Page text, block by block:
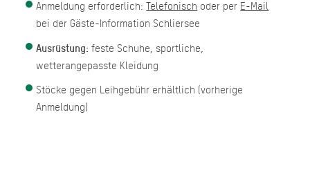
Anmeldung erforderlich:Telefonisch oder per E-Mail
bei der Gäste-Information Schliersee
Ausrüstung:feste Schuhe, sportliche,
wetterangepasste Kleidung
Stöcke gegen Leihgebühr erhältlich (vorherige
Anmeldung)